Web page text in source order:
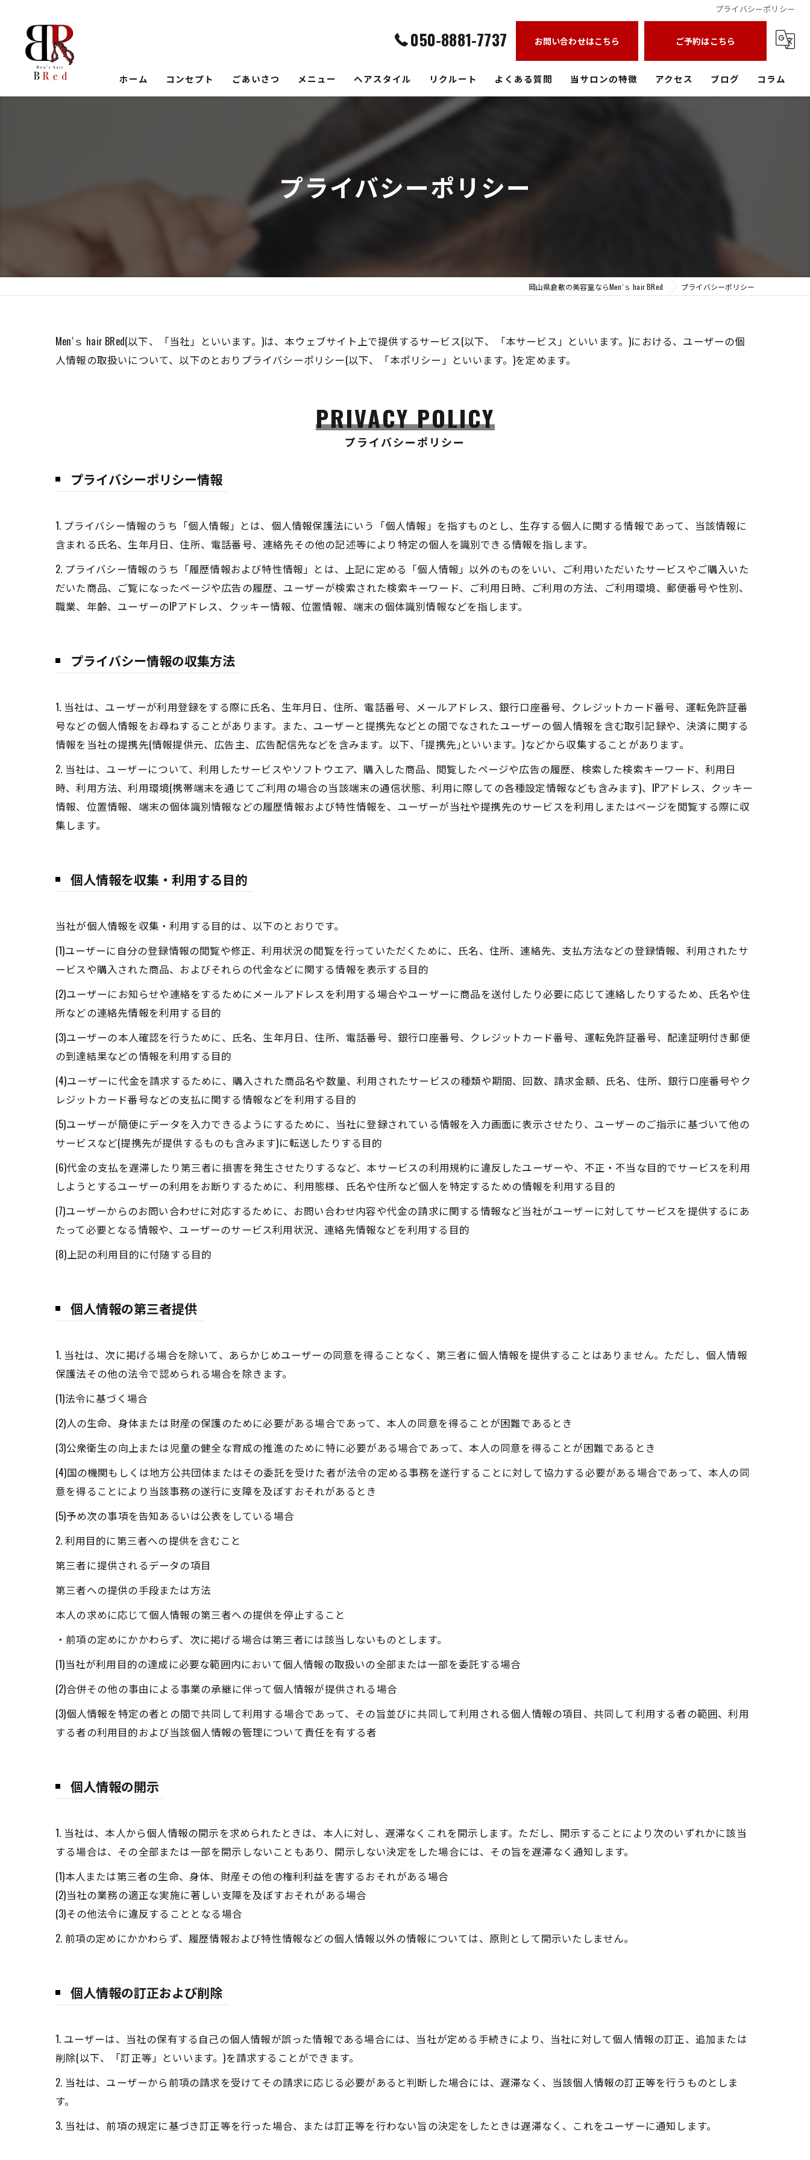
プライバシーポリシー
050-8881-7737 お問い合わせはこちら ご予約はこちら
ホーム コンセプト ごあいさつ メニュー ヘアスタイル リクルート よくある質問 当サロンの特徴 アクセス ブログ コラム
プライバシーポリシー
岡山県倉敷の美容室ならMen‘ｓ hair BRed プライバシーポリシー
Men‘ｓ hair BRed(以下、「当社」といいます。)は、本ウェブサイト上で提供するサービス(以下、「本サービス」といいます。)における、ユーザーの個
人情報の取扱いについて、以下のとおりプライバシーポリシー(以下、「本ポリシー」といいます。)を定めます。
プライバシーポリシー
PRIVACY POLICY
プライバシーポリシー情報
1. プライバシー情報のうち「個人情報」とは、個人情報保護法にいう「個人情報」を指すものとし、生存する個人に関する情報であって、当該情報に
含まれる氏名、生年月日、住所、電話番号、連絡先その他の記述等により特定の個人を識別できる情報を指します。
2. プライバシー情報のうち「履歴情報および特性情報」とは、上記に定める「個人情報」以外のものをいい、ご利用いただいたサービスやご購入いた
だいた商品、ご覧になったページや広告の履歴、ユーザーが検索された検索キーワード、ご利用日時、ご利用の方法、ご利用環境、郵便番号や性別、
職業、年齢、ユーザーのIPアドレス、クッキー情報、位置情報、端末の個体識別情報などを指します。
プライバシー情報の収集方法
1. 当社は、ユーザーが利用登録をする際に氏名、生年月日、住所、電話番号、メールアドレス、銀行口座番号、クレジットカード番号、運転免許証番
号などの個人情報をお尋ねすることがあります。また、ユーザーと提携先などとの間でなされたユーザーの個人情報を含む取引記録や、決済に関する
情報を当社の提携先(情報提供元、広告主、広告配信先などを含みます。以下、｢提携先｣といいます。)などから収集することがあります。
2. 当社は、ユーザーについて、利用したサービスやソフトウエア、購入した商品、閲覧したページや広告の履歴、検索した検索キーワード、利用日
時、利用方法、利用環境(携帯端末を通じてご利用の場合の当該端末の通信状態、利用に際しての各種設定情報なども含みます)、IPアドレス、クッキー
情報、位置情報、端末の個体識別情報などの履歴情報および特性情報を、ユーザーが当社や提携先のサービスを利用しまたはページを閲覧する際に収
集します。
個人情報を収集・利用する目的
当社が個人情報を収集・利用する目的は、以下のとおりです。
(1)ユーザーに自分の登録情報の閲覧や修正、利用状況の閲覧を行っていただくために、氏名、住所、連絡先、支払方法などの登録情報、利用されたサ
ービスや購入された商品、およびそれらの代金などに関する情報を表示する目的
(2)ユーザーにお知らせや連絡をするためにメールアドレスを利用する場合やユーザーに商品を送付したり必要に応じて連絡したりするため、氏名や住
所などの連絡先情報を利用する目的
(3)ユーザーの本人確認を行うために、氏名、生年月日、住所、電話番号、銀行口座番号、クレジットカード番号、運転免許証番号、配達証明付き郵便
の到達結果などの情報を利用する目的
(4)ユーザーに代金を請求するために、購入された商品名や数量、利用されたサービスの種類や期間、回数、請求金額、氏名、住所、銀行口座番号やク
レジットカード番号などの支払に関する情報などを利用する目的
(5)ユーザーが簡便にデータを入力できるようにするために、当社に登録されている情報を入力画面に表示させたり、ユーザーのご指示に基づいて他の
サービスなど(提携先が提供するものも含みます)に転送したりする目的
(6)代金の支払を遅滞したり第三者に損害を発生させたりするなど、本サービスの利用規約に違反したユーザーや、不正・不当な目的でサービスを利用
しようとするユーザーの利用をお断りするために、利用態様、氏名や住所など個人を特定するための情報を利用する目的
(7)ユーザーからのお問い合わせに対応するために、お問い合わせ内容や代金の請求に関する情報など当社がユーザーに対してサービスを提供するにあ
たって必要となる情報や、ユーザーのサービス利用状況、連絡先情報などを利用する目的
(8)上記の利用目的に付随する目的
個人情報の第三者提供
1. 当社は、次に掲げる場合を除いて、あらかじめユーザーの同意を得ることなく、第三者に個人情報を提供することはありません。ただし、個人情報
保護法その他の法令で認められる場合を除きます。
(1)法令に基づく場合
(2)人の生命、身体または財産の保護のために必要がある場合であって、本人の同意を得ることが困難であるとき
(3)公衆衛生の向上または児童の健全な育成の推進のために特に必要がある場合であって、本人の同意を得ることが困難であるとき
(4)国の機関もしくは地方公共団体またはその委託を受けた者が法令の定める事務を遂行することに対して協力する必要がある場合であって、本人の同
意を得ることにより当該事務の遂行に支障を及ぼすおそれがあるとき
(5)予め次の事項を告知あるいは公表をしている場合
2. 利用目的に第三者への提供を含むこと
第三者に提供されるデータの項目
第三者への提供の手段または方法
本人の求めに応じて個人情報の第三者への提供を停止すること
・前項の定めにかかわらず、次に掲げる場合は第三者には該当しないものとします。
(1)当社が利用目的の達成に必要な範囲内において個人情報の取扱いの全部または一部を委託する場合
(2)合併その他の事由による事業の承継に伴って個人情報が提供される場合
(3)個人情報を特定の者との間で共同して利用する場合であって、その旨並びに共同して利用される個人情報の項目、共同して利用する者の範囲、利用
する者の利用目的および当該個人情報の管理について責任を有する者
個人情報の開示
1. 当社は、本人から個人情報の開示を求められたときは、本人に対し、遅滞なくこれを開示します。ただし、開示することにより次のいずれかに該当
する場合は、その全部または一部を開示しないこともあり、開示しない決定をした場合には、その旨を遅滞なく通知します。
(1)本人または第三者の生命、身体、財産その他の権利利益を害するおそれがある場合
(2)当社の業務の適正な実施に著しい支障を及ぼすおそれがある場合
(3)その他法令に違反することとなる場合
2. 前項の定めにかかわらず、履歴情報および特性情報などの個人情報以外の情報については、原則として開示いたしません。
個人情報の訂正および削除
1. ユーザーは、当社の保有する自己の個人情報が誤った情報である場合には、当社が定める手続きにより、当社に対して個人情報の訂正、追加または
削除(以下、「訂正等」といいます。)を請求することができます。
2. 当社は、ユーザーから前項の請求を受けてその請求に応じる必要があると判断した場合には、遅滞なく、当該個人情報の訂正等を行うものとしま
す。
3. 当社は、前項の規定に基づき訂正等を行った場合、または訂正等を行わない旨の決定をしたときは遅滞なく、これをユーザーに通知します。